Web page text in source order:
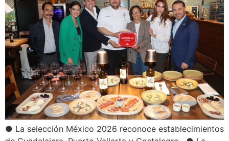
● La selección México 2026 reconoce establecimientos